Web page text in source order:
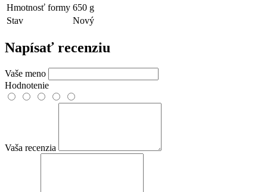
Hmotnosť formy 650 g
Stav
Nový
Napísať recenziu
Vaše meno
Hodnotenie
Vaša recenzia